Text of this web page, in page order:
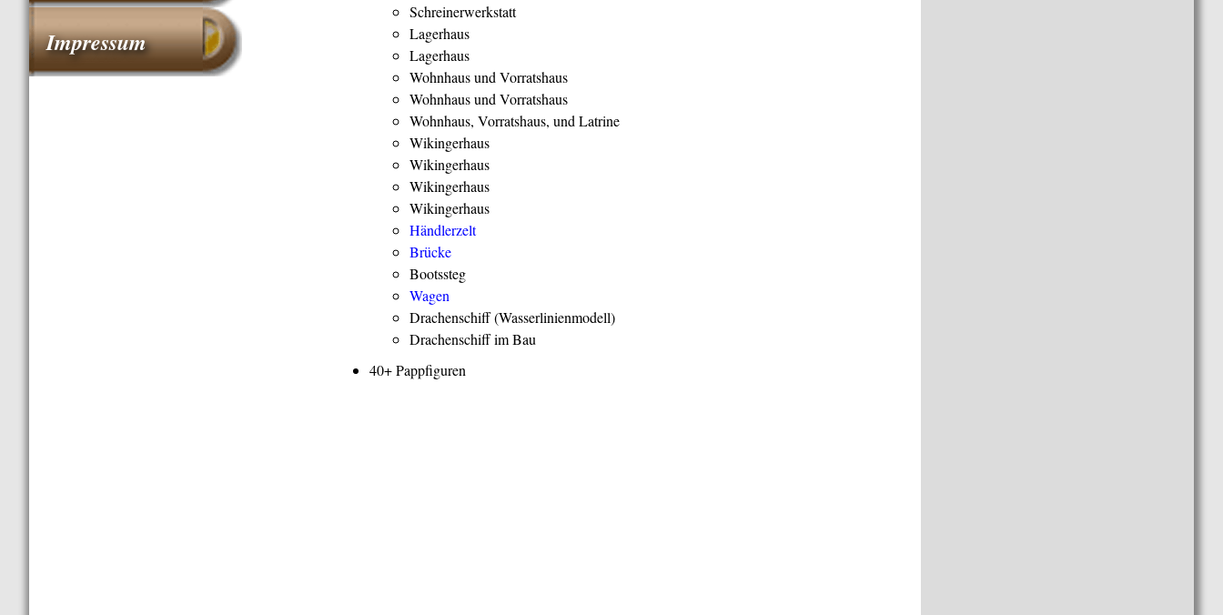
Schreinerwerkstatt
Lagerhaus
Lagerhaus
Wohnhaus und Vorratshaus
Wohnhaus und Vorratshaus
Wohnhaus, Vorratshaus, und Latrine
Wikingerhaus
Wikingerhaus
Wikingerhaus
Wikingerhaus
Händlerzelt
Brücke
Bootssteg
Wagen
Drachenschiff (Wasserlinienmodell)
Drachenschiff im Bau
40+ Pappfiguren
Impressum